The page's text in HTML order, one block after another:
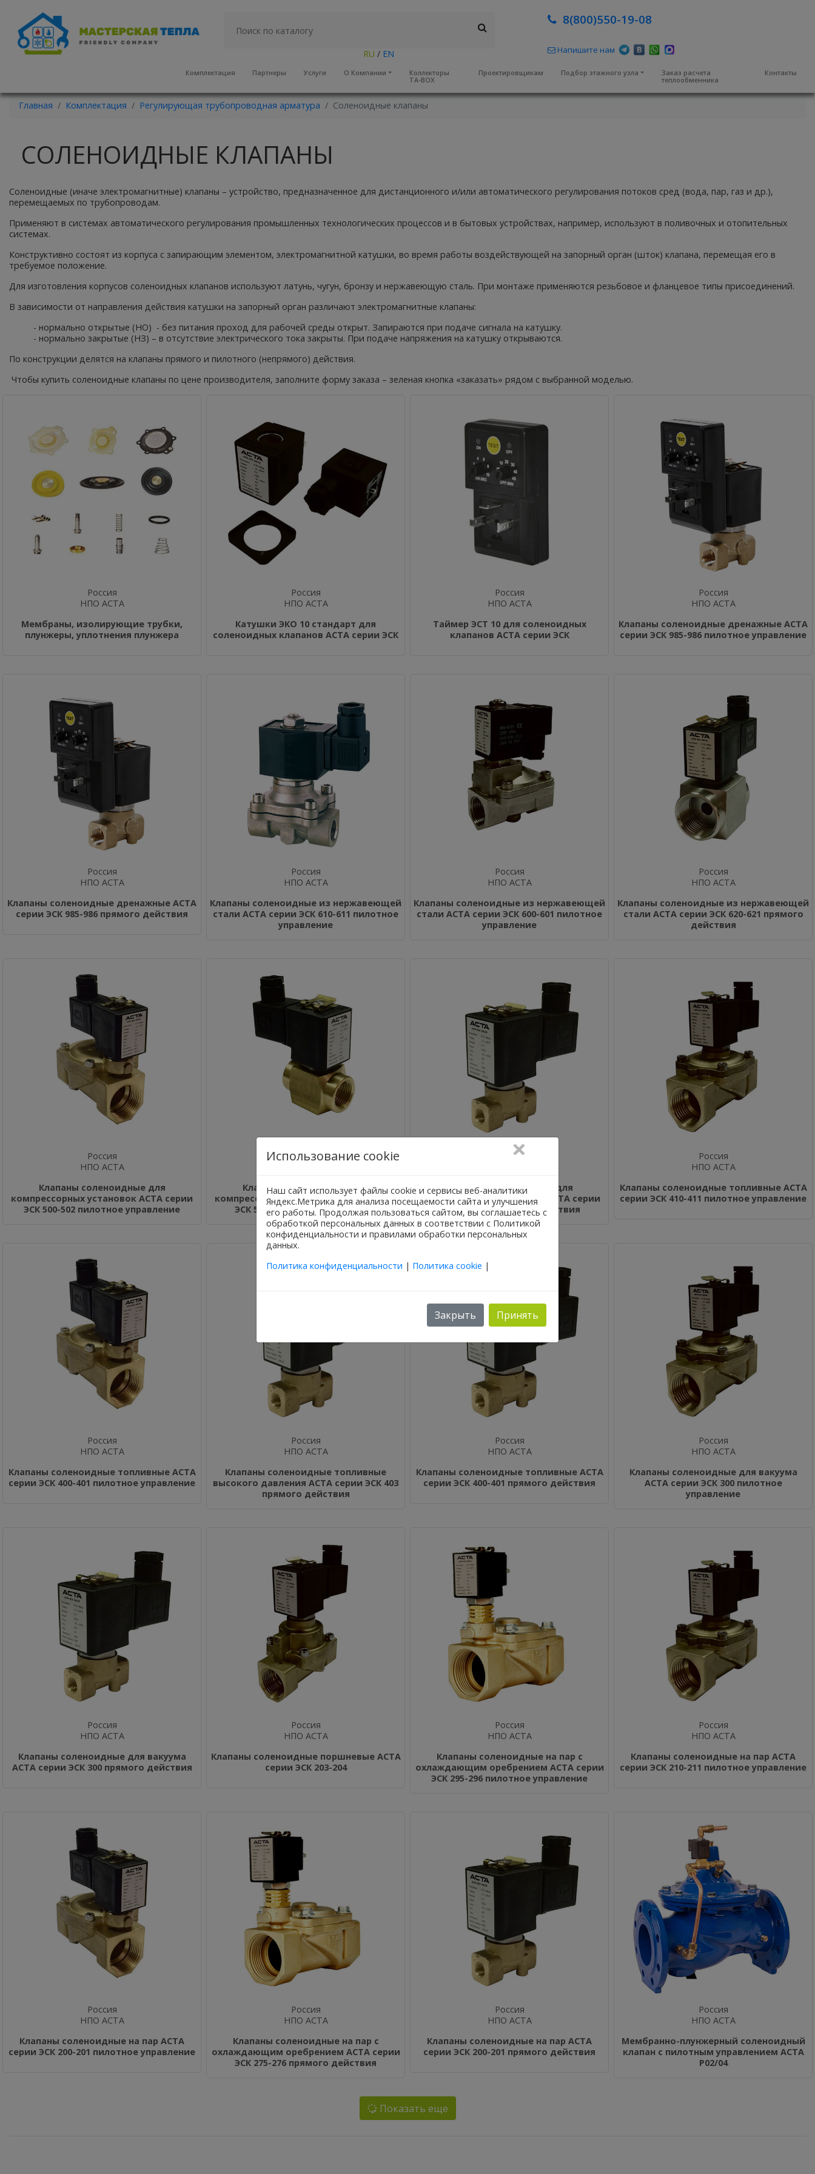
RU /EN
8(800)550-19-08
Напишите нам
Комплектация Партнеры Услуги О Компании
Коллекторы
TA-BOX
Проектировщикам Подбор этажного узла
Заказ расчета
теплообменника
Контакты
Главная Комплектация Регулирующая трубопроводная арматура Соленоидные клапаны
СОЛЕНОИДНЫЕ КЛАПАНЫ
Соленоидные (иначе электромагнитные) клапаны – устройство, предназначенное для дистанционного и/или автоматического регулирования потоков сред (вода, пар, газ и др.),
перемещаемых по трубопроводам.
Применяют в системах автоматического регулирования промышленных технологических процессов и в бытовых устройствах, например, используют в поливочных и отопительных
системах.
Конструктивно состоят из корпуса с запирающим элементом, электромагнитной катушки, во время работы воздействующей на запорный орган (шток) клапана, перемещая его в
требуемое положение.
Для изготовления корпусов соленоидных клапанов используют латунь, чугун, бронзу и нержавеющую сталь. При монтаже применяются резьбовое и фланцевое типы присоединений.
В зависимости от направления действия катушки на запорный орган различают электромагнитные клапаны:
- нормально открытые (НО) - без питания проход для рабочей среды открыт. Запираются при подаче сигнала на катушку.
- нормально закрытые (НЗ) – в отсутствие электрического тока закрыты. При подаче напряжения на катушку открываются.
По конструкции делятся на клапаны прямого и пилотного (непрямого) действия.
Чтобы купить соленоидные клапаны по цене производителя, заполните форму заказа – зеленая кнопка «заказать» рядом с выбранной моделью.
Россия
НПО АСТА
Мембраны, изолирующие трубки,
плунжеры, уплотнения плунжера
Россия
НПО АСТА
Катушки ЭКО 10 стандарт для
соленоидных клапанов АСТА серии ЭСК
Россия
НПО АСТА
Таймер ЭCT 10 для соленоидных
клапанов АСТА серии ЭСК
Россия
НПО АСТА
Клапаны соленоидные дренажные АСТА
серии ЭСК 985-986 пилотное управление
Россия
НПО АСТА
Клапаны соленоидные дренажные АСТА
серии ЭСК 985-986 прямого действия
Россия
НПО АСТА
Клапаны соленоидные из нержавеющей
стали АСТА серии ЭСК 610-611 пилотное
управление
Россия
НПО АСТА
Клапаны соленоидные из нержавеющей
стали АСТА серии ЭСК 600-601 пилотное
управление
Россия
НПО АСТА
Клапаны соленоидные из нержавеющей
стали АСТА серии ЭСК 620-621 прямого
действия
Россия
НПО АСТА
Клапаны соленоидные для
компрессорных установок АСТА серии
ЭСК 500-502 пилотное управление
Россия
Клапаны соленоидные для
компрессорных установок АСТА серии
ЭСК 520-521 прямого действия
Россия
Клапаны соленоидные для
компрессорных установок АСТА серии
ЭСК 500-501 прямого действия
Россия
НПО АСТА
Клапаны соленоидные топливные АСТА
серии ЭСК 410-411 пилотное управление
Россия
НПО АСТА
Клапаны соленоидные топливные АСТА
серии ЭСК 400-401 пилотное управление
Россия
НПО АСТА
Клапаны соленоидные топливные
высокого давления АСТА серии ЭСК 403
прямого действия
Россия
НПО АСТА
Клапаны соленоидные топливные АСТА
серии ЭСК 400-401 прямого действия
Россия
НПО АСТА
Клапаны соленоидные для вакуума
АСТА серии ЭСК 300 пилотное
управление
Россия
НПО АСТА
Клапаны соленоидные для вакуума
АСТА серии ЭСК 300 прямого действия
Россия
НПО АСТА
Клапаны соленоидные поршневые АСТА
серии ЭСК 203-204
Россия
НПО АСТА
Клапаны соленоидные на пар с
охлаждающим оребрением АСТА серии
ЭСК 295-296 пилотное управление
Россия
НПО АСТА
Клапаны соленоидные на пар АСТА
серии ЭСК 210-211 пилотное управление
Россия
НПО АСТА
Клапаны соленоидные на пар АСТА
серии ЭСК 200-201 пилотное управление
Россия
НПО АСТА
Клапаны соленоидные на пар с
охлаждающим оребрением АСТА серии
ЭСК 275-276 прямого действия
Россия
НПО АСТА
Клапаны соленоидные на пар АСТА
серии ЭСК 200-201 прямого действия
Россия
НПО АСТА
Мембранно-плунжерный соленоидный
клапан с пилотным управлением АСТА
Р02/04
Показать еще
Использование cookie
Наш сайт использует файлы cookie и сервисы веб-аналитики
Яндекс.Метрика для анализа посещаемости сайта и улучшения
его работы. Продолжая пользоваться сайтом, вы соглашаетесь с
обработкой персональных данных в соответствии с Политикой
конфиденциальности и правилами обработки персональных
данных.
Политика конфиденциальности | Политика cookie |
Закрыть Принять